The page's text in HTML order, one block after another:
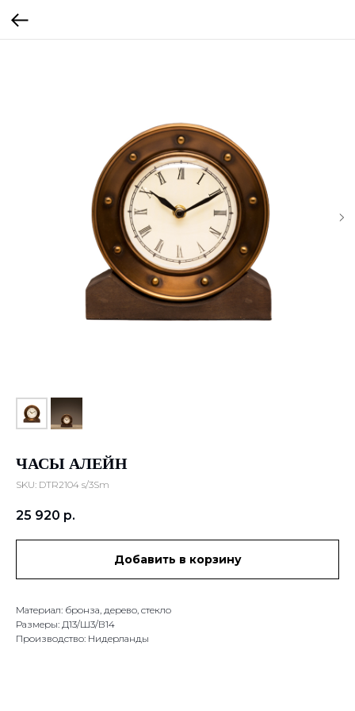
ЧАСЫ АЛЕЙН
SKU: DTR2104 s/3Sm
25 920 р.
Добавить в корзину
Материал: бронза, дерево, стекло
Размеры: Д13/Ш3/В14
Производство: Нидерланды